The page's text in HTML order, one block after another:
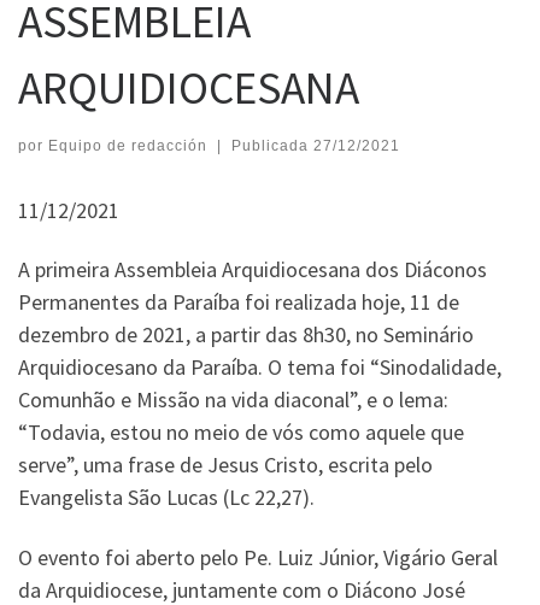
ASSEMBLEIA
ARQUIDIOCESANA
por Equipo de redacción | Publicada 27/12/2021
11/12/2021
A primeira Assembleia Arquidiocesana dos Diáconos
Permanentes da Paraíba foi realizada hoje, 11 de
dezembro de 2021, a partir das 8h30, no Seminário
Arquidiocesano da Paraíba. O tema foi “Sinodalidade,
Comunhão e Missão na vida diaconal”, e o lema:
“Todavia, estou no meio de vós como aquele que
serve”, uma frase de Jesus Cristo, escrita pelo
Evangelista São Lucas (Lc 22,27).
O evento foi aberto pelo Pe. Luiz Júnior, Vigário Geral
da Arquidiocese, juntamente com o Diácono José